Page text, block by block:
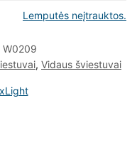
Lemputės neįtrauktos.
W0209
, Vidaus šviestuvai